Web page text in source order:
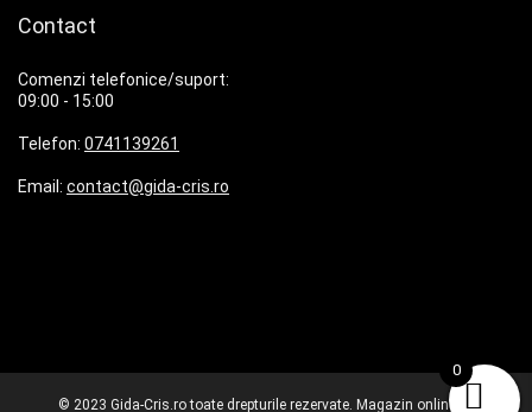
Contact
Comenzi telefonice/suport:
09:00 - 15:00
Telefon: 0741139261
Email: contact@gida-cris.ro
© 2023 Gida-Cris.ro toate drepturile rezervate. Magazin online cu
0